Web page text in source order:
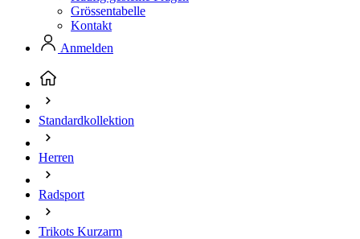
Grössentabelle
Kontakt
Anmelden
Standardkollektion
Herren
Radsport
Trikots Kurzarm